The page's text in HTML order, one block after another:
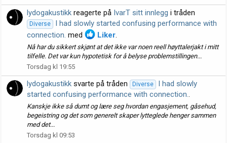
lydogakustikk reagerte på IvarT sitt innlegg i tråden
Diverse
I had slowly started confusing performance with
connection. med Liker.
Nå har du sikkert skjønt at det ikke var noen reell høyttalerjakt i mitt
tilfelle. Det var kun hypotetisk for å belyse problemstillingen...
Torsdag kl 19:55
lydogakustikk svarte på tråden Diverse
I had slowly
started confusing performance with connection..
Kanskje ikke så dumt og lære seg hvordan engasjement, gåsehud,
begeistring og det som generelt skaper lytteglede henger sammen
med det...
Torsdag kl 09:53